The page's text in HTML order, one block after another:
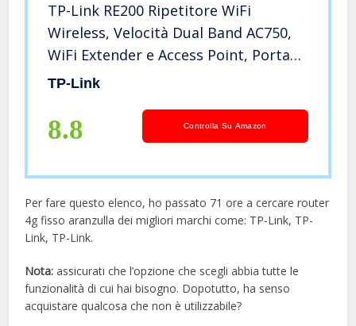
TP-Link RE200 Ripetitore WiFi
Wireless, Velocità Dual Band AC750,
WiFi Extender e Access Point, Porta
LAN, Compatibile con Modem Fibra e
TP-Link
8.8 Controlla Su Amazon
Per fare questo elenco, ho passato 71 ore a cercare router
4g fisso aranzulla dei migliori marchi come: TP-Link, TP-
Link, TP-Link.
Nota: assicurati che l’opzione che scegli abbia tutte le
funzionalità di cui hai bisogno. Dopotutto, ha senso
acquistare qualcosa che non è utilizzabile?